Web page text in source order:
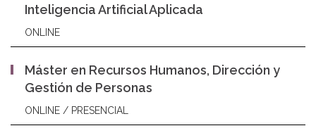
Inteligencia Artificial Aplicada
ONLINE
Máster en Recursos Humanos, Dirección y
Gestión de Personas
ONLINE / PRESENCIAL